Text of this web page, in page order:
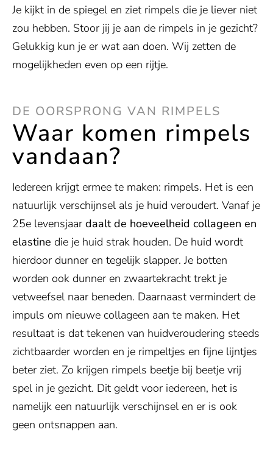
Je kijkt in de spiegel en ziet rimpels die je liever niet
zou hebben. Stoor jij je aan de rimpels in je gezicht?
Gelukkig kun je er wat aan doen. Wij zetten de
mogelijkheden even op een rijtje.
DE OORSPRONG VAN RIMPELS
Waar komen rimpels
vandaan?
Iedereen krijgt ermee te maken: rimpels. Het is een
natuurlijk verschijnsel als je huid veroudert. Vanaf je
25e levensjaar daalt de hoeveelheid collageen en
elastine die je huid strak houden. De huid wordt
hierdoor dunner en tegelijk slapper. Je botten
worden ook dunner en zwaartekracht trekt je
vetweefsel naar beneden. Daarnaast vermindert de
impuls om nieuwe collageen aan te maken. Het
resultaat is dat tekenen van huidveroudering steeds
zichtbaarder worden en je rimpeltjes en fijne lijntjes
beter ziet. Zo krijgen rimpels beetje bij beetje vrij
spel in je gezicht. Dit geldt voor iedereen, het is
namelijk een natuurlijk verschijnsel en er is ook
geen ontsnappen aan.